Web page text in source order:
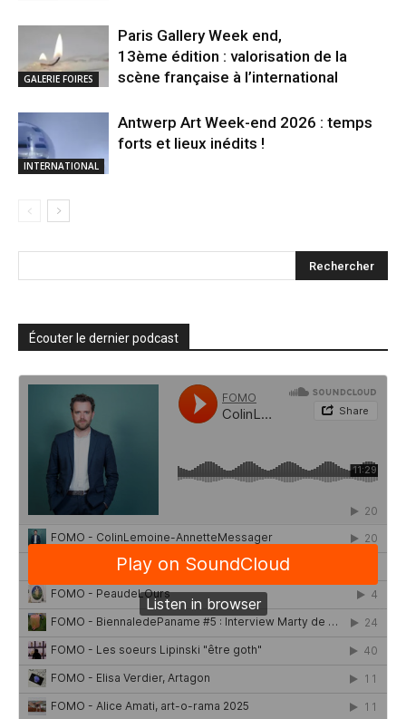
GALERIE FOIRES
Paris Gallery Week end,
13ème édition : valorisation de la
scène française à l’international
INTERNATIONAL
Antwerp Art Week-end 2026 : temps
forts et lieux inédits !
Écouter le dernier podcast